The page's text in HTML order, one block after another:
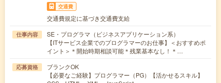
交通費
交通費規定に基づき交通費支給
仕事内容
SE・プログラマ（ビジネスアプリケーション系）
【ITサービス企業でのプログラマーのお仕事】＜おすすめポ
イント＞＊開始時期相談可能＊残業基本なし！＊…
応募資格
ブランクOK
【必要なご経験】プログラマー（PG）【活かせるスキル】